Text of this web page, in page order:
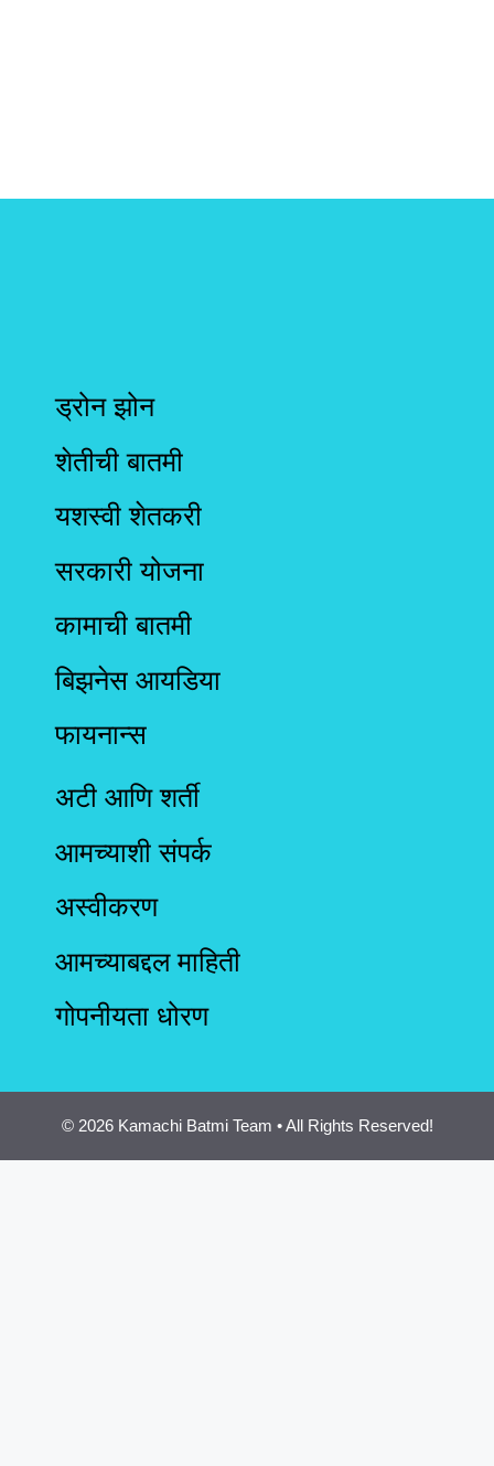
ड्रोन झोन
शेतीची बातमी
यशस्वी शेतकरी
सरकारी योजना
कामाची बातमी
बिझनेस आयडिया
फायनान्स
अटी आणि शर्ती
आमच्याशी संपर्क
अस्वीकरण
आमच्याबद्दल माहिती
गोपनीयता धोरण
© 2026 Kamachi Batmi Team • All Rights Reserved!